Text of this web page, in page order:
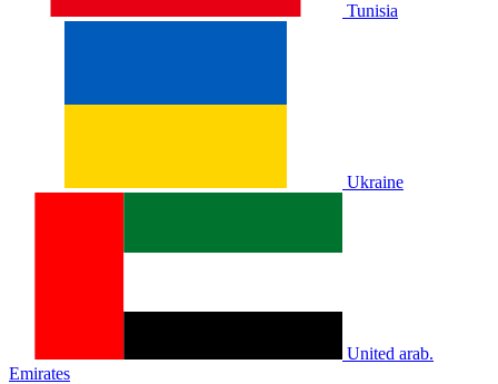
Tunisia
Ukraine
United arab.
Emirates